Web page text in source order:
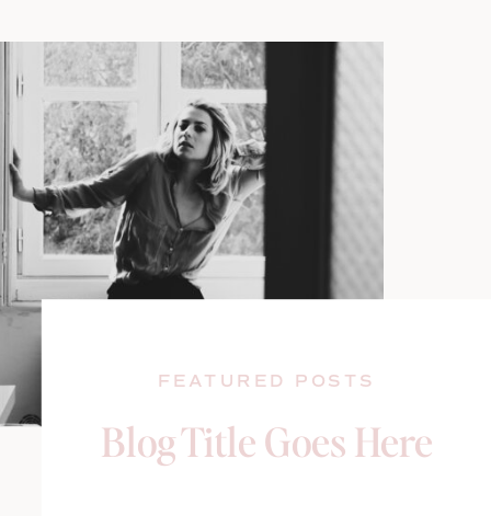
FEATURED POSTS
Blog Title Goes Here